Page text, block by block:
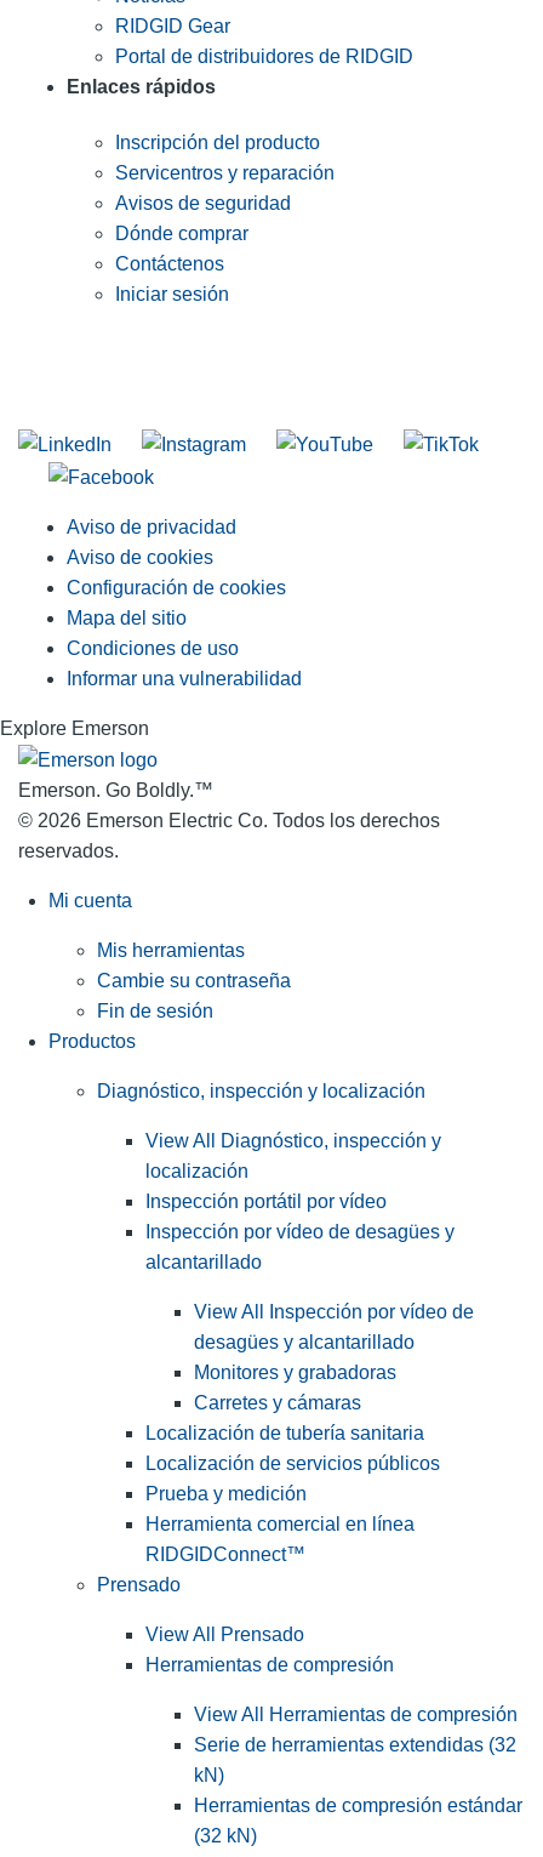
RIDGID Gear
Portal de distribuidores de RIDGID
Enlaces rápidos
Inscripción del producto
Servicentros y reparación
Avisos de seguridad
Dónde comprar
Contáctenos
Iniciar sesión
Aviso de privacidad
Aviso de cookies
Configuración de cookies
Mapa del sitio
Condiciones de uso
Informar una vulnerabilidad
Explore Emerson
Emerson. Go Boldly.™
© 2026 Emerson Electric Co. Todos los derechos
reservados.
Mi cuenta
Mis herramientas
Cambie su contraseña
Fin de sesión
Productos
Diagnóstico, inspección y localización
View All Diagnóstico, inspección y
localización
Inspección portátil por vídeo
Inspección por vídeo de desagües y
alcantarillado
View All Inspección por vídeo de
desagües y alcantarillado
Monitores y grabadoras
Carretes y cámaras
Localización de tubería sanitaria
Localización de servicios públicos
Prueba y medición
Herramienta comercial en línea
RIDGIDConnect™
Prensado
View All Prensado
Herramientas de compresión
View All Herramientas de compresión
Serie de herramientas extendidas (32
kN)
Herramientas de compresión estándar
(32 kN)